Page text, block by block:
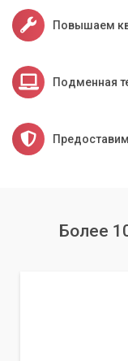
принять
качественное
Гарантия на
доверие к
Доступные
пытаясь выполнить
достаточного
Повышаем
Подменная
Более